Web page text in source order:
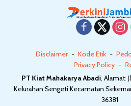
Disclaimer Kode Etik
Privacy Policy
PT Kiat Mahakarya Abadi, Alamat:
Kelurahan Sengeti Kecamatan
36381